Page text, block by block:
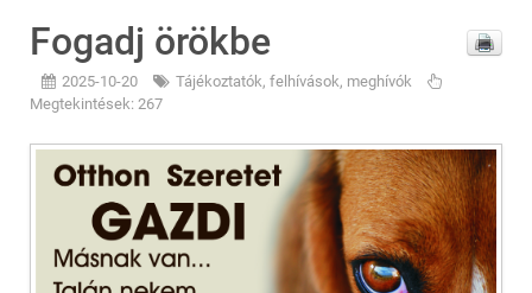
Fogadj örökbe
2025-10-20
Tájékoztatók, felhívások, meghívók
Megtekintések: 267